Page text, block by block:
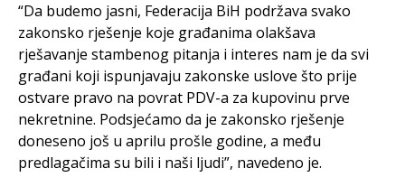
“Da budemo jasni, Federacija BiH podržava svako
zakonsko rješenje koje građanima olakšava
rješavanje stambenog pitanja i interes nam je da svi
građani koji ispunjavaju zakonske uslove što prije
ostvare pravo na povrat PDV-a za kupovinu prve
nekretnine. Podsjećamo da je zakonsko rješenje
doneseno još u aprilu prošle godine, a među
predlagačima su bili i naši ljudi”, navedeno je.